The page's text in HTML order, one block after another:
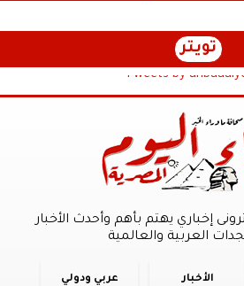
تويتر
Tweets by
إخباري يهتم بأهم وأحدث الأخبار
العربية والعالمية
الأخبار عربي ودولي